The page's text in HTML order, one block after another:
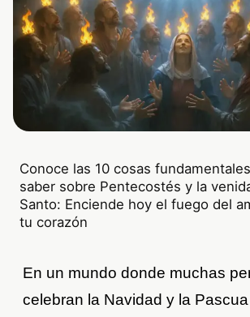
Conoce las 10 cosas
saber sobre Pentecostés y la
Santo: Enciende hoy el fuego del
tu corazón
En un mundo donde muchas
celebran la Navidad y la